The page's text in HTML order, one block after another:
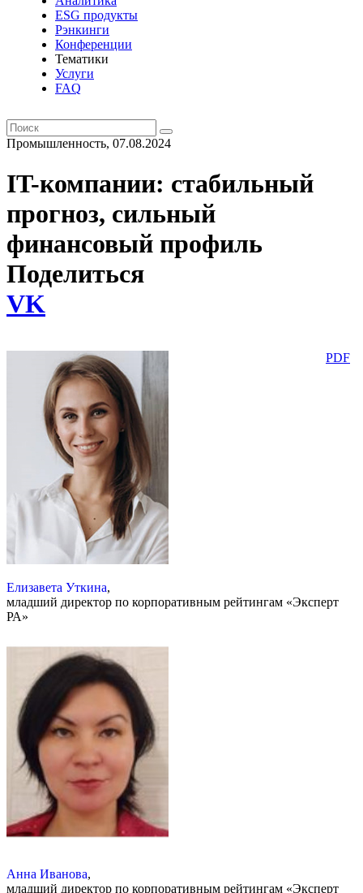
ESG продукты
Рэнкинги
Конференции
Тематики
Услуги
FAQ
Промышленность, 07.08.2024
IT-компании: стабильный
прогноз, сильный
финансовый профиль
Поделиться
VK
PDF
Елизавета Уткина,
младший директор по корпоративным рейтингам «Эксперт
РА»
Анна Иванова,
младший директор по корпоративным рейтингам «Эксперт